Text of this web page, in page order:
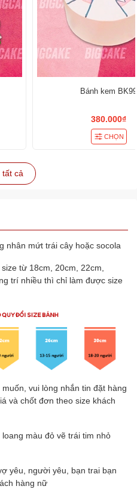
Bánh kem BK99
380.000₫
CHỌN
tất cả
nhân mứt trái cây hoặc socola
từ 18cm, 20cm, 22cm,
trí nhiều thì chỉ làm được size
vui lòng nhắn tin đặt hàng
và chốt đơn theo size khách
màu đỏ vẽ trái tim nhỏ
yêu, người yêu, bạn trai bạn
hàng nữ